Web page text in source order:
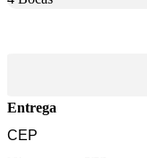
Entrega